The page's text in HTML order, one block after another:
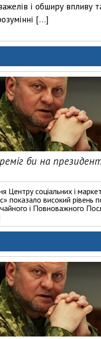
і обширу впливу
[…]
би на
Центру соціальних і
показало високий рівень
і Повноважного